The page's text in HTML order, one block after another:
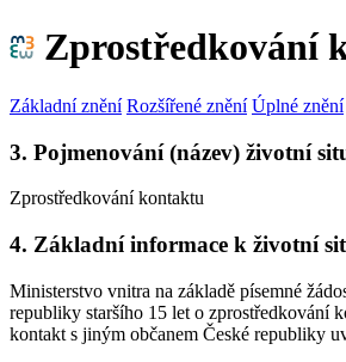
Zprostředkování
Základní znění Rozšířené znění Úplné znění
3. Pojmenování (název) životní
Zprostředkování kontaktu
4. Základní informace k životní
Ministerstvo vnitra na základě písemné
republiky staršího 15 let o zprostředkování
kontakt s jiným občanem České republiky